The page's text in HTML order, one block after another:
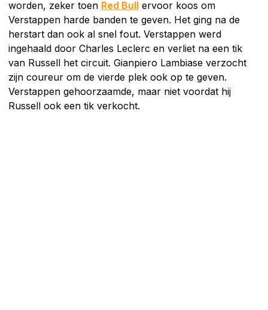
worden, zeker toen Red Bull ervoor koos om
Verstappen harde banden te geven. Het ging na de
herstart dan ook al snel fout. Verstappen werd
ingehaald door Charles Leclerc en verliet na een tik
van Russell het circuit. Gianpiero Lambiase verzocht
zijn coureur om de vierde plek ook op te geven.
Verstappen gehoorzaamde, maar niet voordat hij
Russell ook een tik verkocht.